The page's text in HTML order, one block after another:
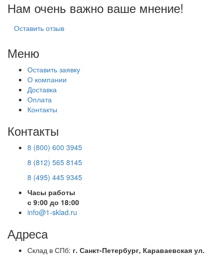
Нам очень важно ваше мнение!
Оставить отзыв
Меню
Оставить заявку
О компании
Доставка
Оплата
Контакты
Контакты
8 (800) 600 3945
8 (812) 565 8145
8 (495) 445 9345
Часы работы
с 9:00 до 18:00
info@1-sklad.ru
Адреса
Склад в СПб: г. Санкт-Петербург, Караваевская ул.